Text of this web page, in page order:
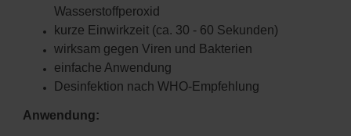
Wasserstoffperoxid
kurze Einwirkzeit (ca. 30 - 60 Sekunden)
wirksam gegen Viren und Bakterien
einfache Anwendung
Desinfektion nach WHO-Empfehlung
Anwendung: